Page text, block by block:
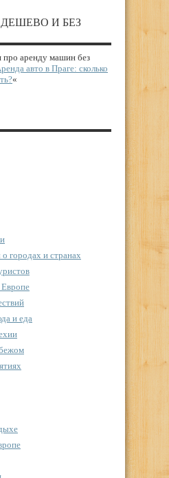
И БЕЗ
про аренду машин без
авто в Праге: сколько
«
городах и странах
и еда